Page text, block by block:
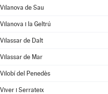
Vilanova de Sau
Vilanova i la Geltrú
Vilassar de Dalt
Vilassar de Mar
Vilobí del Penedès
Viver i Serrateix